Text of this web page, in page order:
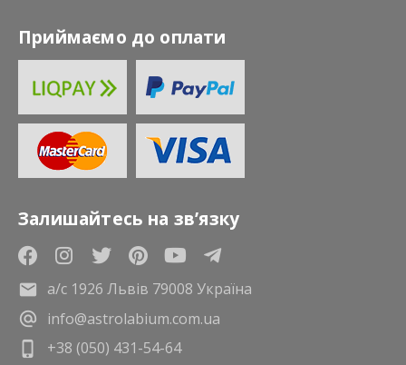
Приймаємо до оплати
Залишайтесь на зв’язку
а/с 1926 Львів 79008 Україна
info@astrolabium.com.ua
+38 (050) 431-54-64